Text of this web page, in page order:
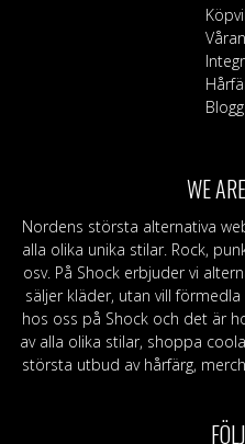
Blogg
WE
Nordens största alternativa
alla olika unika stilar. Rock,
osv. På Shock erbjuder vi
säljer kläder, utan vill
hos oss på Shock och det är
av alla olika stilar, shoppa
största utbud av hårfärg,